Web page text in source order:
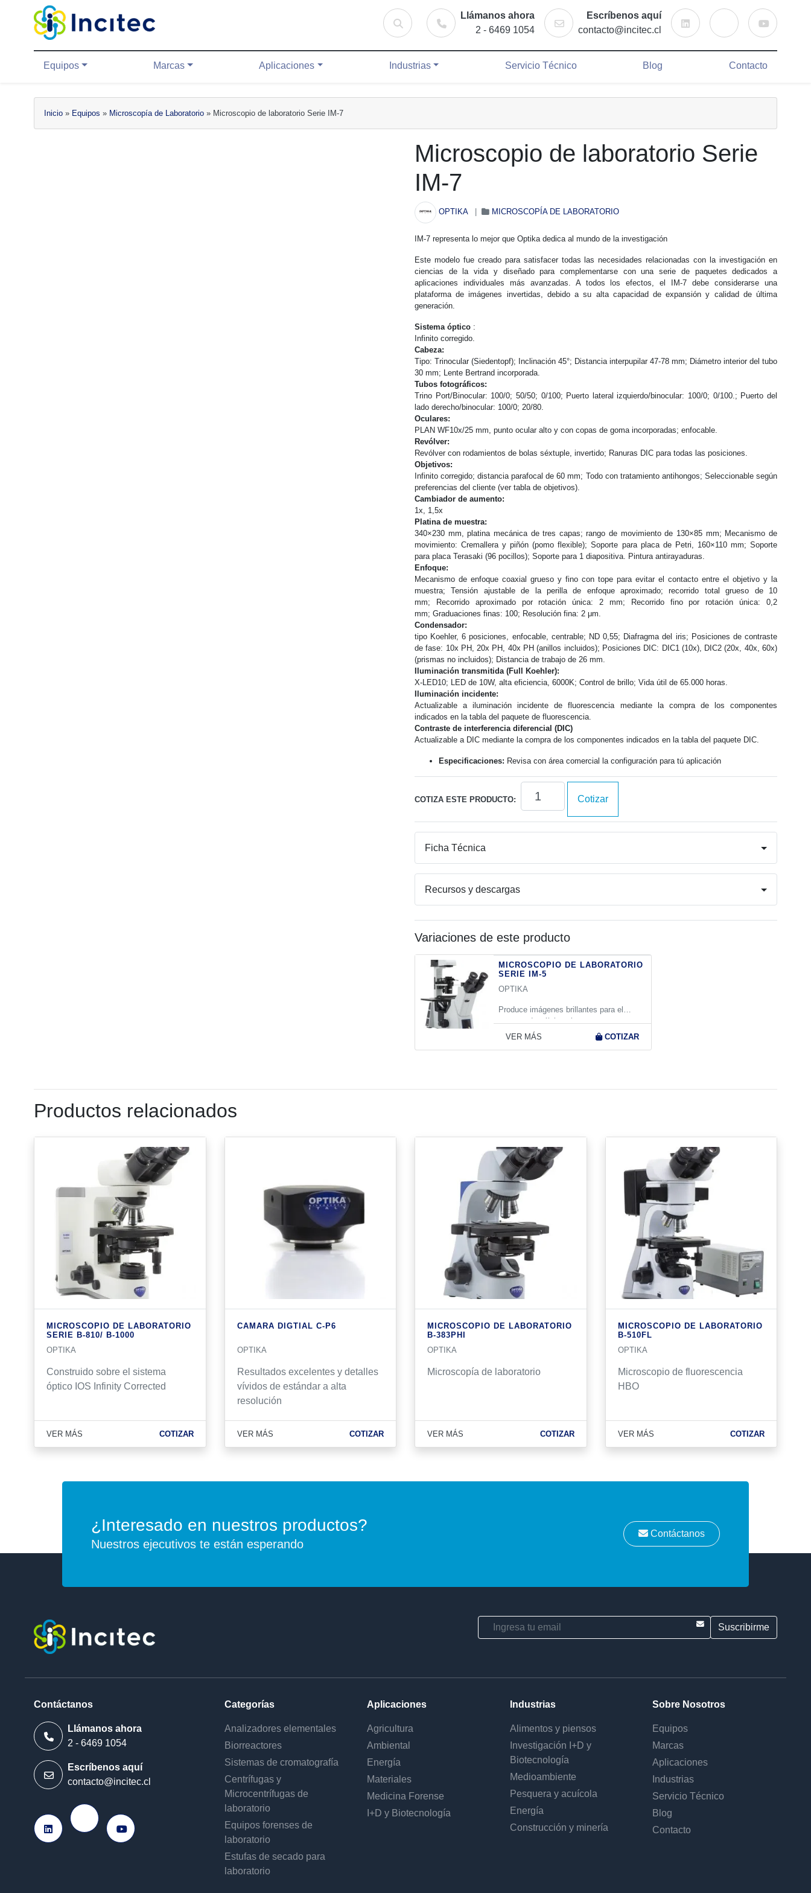
BuscarBuscar
Llámanos ahora
2 - 6469 1054
Escríbenos aquí
contacto@incitec.cl
LinkedIn InstagramYoutube
Equipos Marcas Aplicaciones Industrias Servicio Técnico Blog Contacto
Buscar
Equipos Servicio Técnico Blog Contacto
Inicio » Equipos » Microscopía de Laboratorio » Microscopio de laboratorio Serie IM-7
Microscopio de laboratorio Serie
IM-7
OPTIKA MICROSCOPÍA DE LABORATORIO
IM-7 representa lo mejor que Optika dedica al mundo de la investigación
Este modelo fue creado para satisfacer todas las necesidades relacionadas con la investigación en
ciencias de la vida y diseñado para complementarse con una serie de paquetes dedicados a
aplicaciones individuales más avanzadas. A todos los efectos, el IM-7 debe considerarse una
plataforma de imágenes invertidas, debido a su alta capacidad de expansión y calidad de última
generación.
Sistema óptico :
Infinito corregido.
Cabeza:
Tipo: Trinocular (Siedentopf); Inclinación 45°; Distancia interpupilar 47-78 mm; Diámetro interior del tubo
30 mm; Lente Bertrand incorporada.
Tubos fotográficos:
Trino Port/Binocular: 100/0; 50/50; 0/100; Puerto lateral izquierdo/binocular: 100/0; 0/100.; Puerto del
lado derecho/binocular: 100/0; 20/80.
Oculares:
PLAN WF10x/25 mm, punto ocular alto y con copas de goma incorporadas; enfocable.
Revólver:
Revólver con rodamientos de bolas séxtuple, invertido; Ranuras DIC para todas las posiciones.
Objetivos:
Infinito corregido; distancia parafocal de 60 mm; Todo con tratamiento antihongos; Seleccionable según
preferencias del cliente (ver tabla de objetivos).
Cambiador de aumento:
1x, 1,5x
Platina de muestra:
340×230 mm, platina mecánica de tres capas; rango de movimiento de 130×85 mm; Mecanismo de
movimiento: Cremallera y piñón (pomo flexible); Soporte para placa de Petri, 160×110 mm; Soporte
para placa Terasaki (96 pocillos); Soporte para 1 diapositiva. Pintura antirayaduras.
Enfoque:
Mecanismo de enfoque coaxial grueso y fino con tope para evitar el contacto entre el objetivo y la
muestra; Tensión ajustable de la perilla de enfoque aproximado; recorrido total grueso de 10
mm; Recorrido aproximado por rotación única: 2 mm; Recorrido fino por rotación única: 0,2
mm; Graduaciones finas: 100; Resolución fina: 2 μm.
Condensador:
tipo Koehler, 6 posiciones, enfocable, centrable; ND 0,55; Diafragma del iris; Posiciones de contraste
de fase: 10x PH, 20x PH, 40x PH (anillos incluidos); Posiciones DIC: DIC1 (10x), DIC2 (20x, 40x, 60x)
(prismas no incluidos); Distancia de trabajo de 26 mm.
Iluminación transmitida (Full Koehler):
X-LED10; LED de 10W, alta eficiencia, 6000K; Control de brillo; Vida útil de 65.000 horas.
Iluminación incidente:
Actualizable a iluminación incidente de fluorescencia mediante la compra de los componentes
indicados en la tabla del paquete de fluorescencia.
Contraste de interferencia diferencial (DIC)
Actualizable a DIC mediante la compra de los componentes indicados en la tabla del paquete DIC.
Especificaciones: Revisa con área comercial la configuración para tú aplicación
COTIZA ESTE PRODUCTO:
Serie
cantidad
Cotizar
Ficha Técnica
Recursos y descargas
Variaciones de este producto
MICROSCOPIO DE LABORATORIO
SERIE IM-5
OPTIKA
Produce imágenes brillantes para el
examen de células vivas
VER MÁS
COTIZAR
Productos relacionados
MICROSCOPIO DE LABORATORIO
SERIE B-810/ B-1000
OPTIKA
Construido sobre el sistema
óptico IOS Infinity Corrected
VER MÁS COTIZAR
CAMARA DIGTIAL C-P6
OPTIKA
Resultados excelentes y detalles
vívidos de estándar a alta
resolución
VER MÁS COTIZAR
MICROSCOPIO DE LABORATORIO
B-383PHI
OPTIKA
Microscopía de laboratorio
VER MÁS COTIZAR
MICROSCOPIO DE LABORATORIO
B-510FL
OPTIKA
Microscopio de fluorescencia
HBO
VER MÁS COTIZAR
¿Interesado en nuestros productos?
Nuestros ejecutivos te están esperando
Contáctanos
E-mail
Contáctanos
Llámanos ahora
2 - 6469 1054
Escríbenos aquí
contacto@incitec.cl
Ir a LinkedIn
Ir a Instagram
Ir a Youtube
Categorías
Analizadores elementales
Biorreactores
Sistemas de cromatografía
Centrífugas y
Microcentrífugas de
laboratorio
Equipos forenses de
laboratorio
Estufas de secado para
laboratorio
Aplicaciones
Agricultura
Ambiental
Energía
Materiales
Medicina Forense
I+D y Biotecnología
Industrias
Alimentos y piensos
Investigación I+D y
Biotecnología
Medioambiente
Pesquera y acuícola
Energía
Construcción y minería
Sobre Nosotros
Equipos
Marcas
Aplicaciones
Industrias
Servicio Técnico
Blog
Contacto